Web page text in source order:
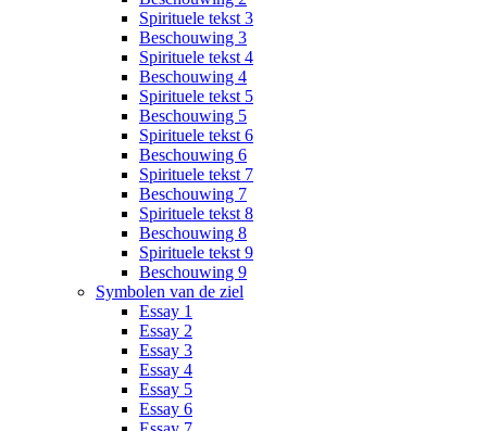
Spirituele tekst 3
Beschouwing 3
Spirituele tekst 4
Beschouwing 4
Spirituele tekst 5
Beschouwing 5
Spirituele tekst 6
Beschouwing 6
Spirituele tekst 7
Beschouwing 7
Spirituele tekst 8
Beschouwing 8
Spirituele tekst 9
Beschouwing 9
Symbolen van de ziel
Essay 1
Essay 2
Essay 3
Essay 4
Essay 5
Essay 6